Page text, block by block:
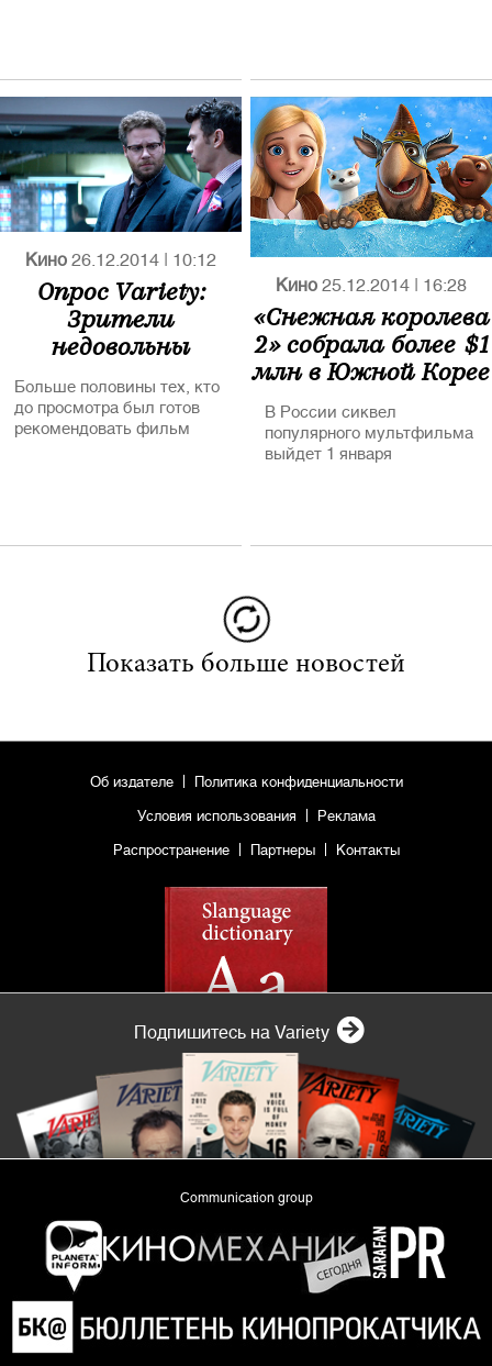
годы руководивший
культовым Московским
Музеем Кино Наум
Клейман.
Кино 26.12.2014 10:12
Опрос Variety:
Зрители
недовольны
Больше половины тех, кто
до просмотра был готов
рекомендовать фильм
Кино 25.12.2014 16:28
«Снежная королева
2» собрала более $1
млн в Южной Корее
В России сиквел
популярного мультфильма
выйдет 1 января
Показать больше новостей
Об издателе Политика конфиденциальности
Условия использования Реклама
Распространение Партнеры Контакты
Подпишитесь на Variety
Communication group
«Planeta Inform»